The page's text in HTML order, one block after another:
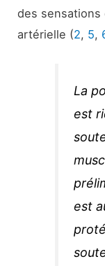
des sensations
artérielle (2, 5,
La
est
est